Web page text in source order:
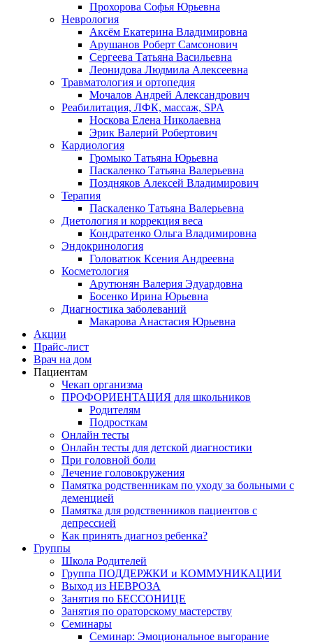
Прохорова Софья Юрьевна
Неврология
Аксём Екатерина Владимировна
Арушанов Роберт Самсонович
Сергеева Татьяна Васильевна
Леонидова Людмила Алексеевна
Травматология и ортопедия
Мочалов Андрей Александрович
Реабилитация, ЛФК, массаж, SPA
Носкова Елена Николаевна
Эрик Валерий Робертович
Кардиология
Громыко Татьяна Юрьевна
Паскаленко Татьяна Валерьевна
Поздняков Алексей Владимирович
Терапия
Паскаленко Татьяна Валерьевна
Диетология и коррекция веса
Кондратенко Ольга Владимировна
Эндокринология
Головатюк Ксения Андреевна
Косметология
Арутюнян Валерия Эдуардовна
Босенко Ирина Юрьевна
Диагностика заболеваний
Макарова Анастасия Юрьевна
Акции
Прайс-лист
Врач на дом
Пациентам
Чекап организма
ПРОФОРИЕНТАЦИЯ для школьников
Родителям
Подросткам
Онлайн тесты
Онлайн тесты для детской диагностики
При головной боли
Лечение головокружения
Памятка родственникам по уходу за больными с
деменцией
Памятка для родственников пациентов с
депрессией
Как принять диагноз ребенка?
Группы
Школа Родителей
Группа ПОДДЕРЖКИ и КОММУНИКАЦИИ
Выход из НЕВРОЗА
Занятия по БЕССОНИЦЕ
Занятия по ораторскому мастерству
Семинары
Семинар: Эмоциональное выгорание